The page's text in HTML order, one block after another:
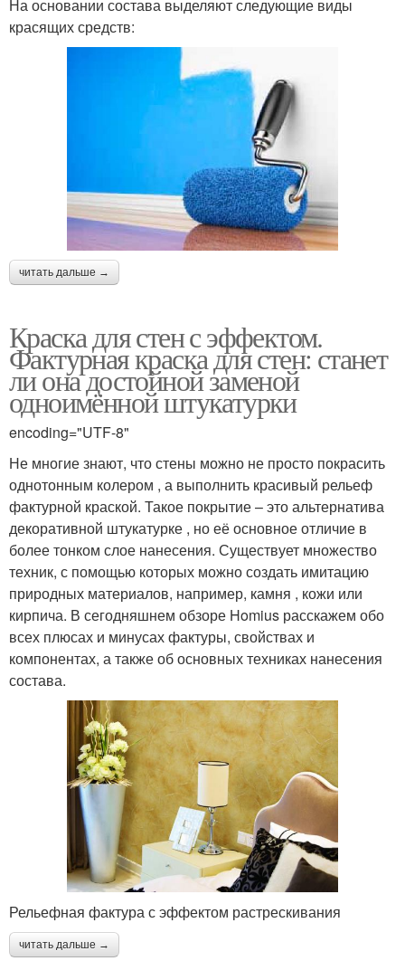
На основании состава выделяют следующие виды
красящих средств:
читать дальше →
Краска для стен с эффектом.
Фактурная краска для стен: станет
ли она достойной заменой
одноимённой штукатурки
encoding="UTF-8"
Не многие знают, что стены можно не просто покрасить
однотонным колером , а выполнить красивый рельеф
фактурной краской. Такое покрытие – это альтернатива
декоративной штукатурке , но её основное отличие в
более тонком слое нанесения. Существует множество
техник, с помощью которых можно создать имитацию
природных материалов, например, камня , кожи или
кирпича. В сегодняшнем обзоре Homius расскажем обо
всех плюсах и минусах фактуры, свойствах и
компонентах, а также об основных техниках нанесения
состава.
Рельефная фактура с эффектом растрескивания
читать дальше →